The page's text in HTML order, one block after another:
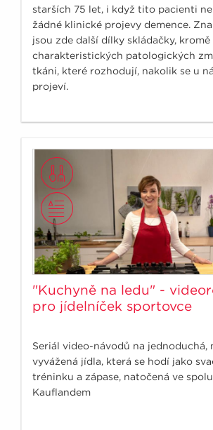
starších 75 let, i když tito pacienti
žádné klinické projevy demence.
jsou zde další dílky skládačky, kromě
charakteristických patologických
tkáni, které rozhodují, nakolik se u
projeví.
"Kuchyně na ledu" -
pro jídelníček sportovce
Seriál video-návodů na jednoduchá,
vyvážená jídla, která se hodí jako
tréninku a zápase, natočená ve
Kauflandem